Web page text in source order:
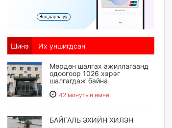
Шинэ Их уншигдсан
Мөрдөн шалгах ажиллагаанд
одоогоор 1026 хэрэг
шалгагдаж байна
42 минутын өмнө
БАЙГАЛЬ ЭХИЙН ХИЛЭН